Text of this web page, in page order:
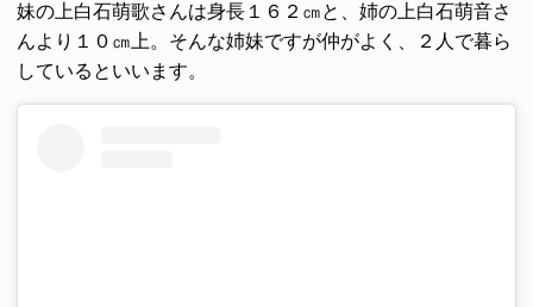
妹の上白石萌歌さんは身長１６２㎝と、姉の上白石萌音さ
んより１０㎝上。そんな姉妹ですが仲がよく、２人で暮ら
しているといいます。